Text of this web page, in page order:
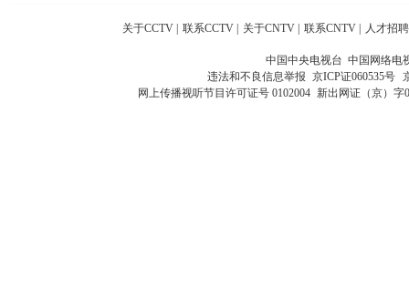
关于CCTV 联系CCTV 关于CNTV 联系CNTV 人才招聘
中国中央电视台 中国网络电
违法和不良信息举报 京ICP证060535号
网上传播视听节目许可证号 0102004 新出网证（京）